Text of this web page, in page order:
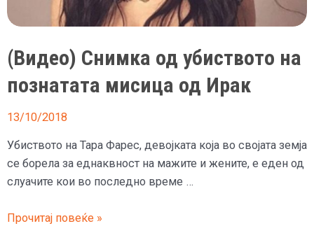
(Видео) Снимка од убиството на
познатата мисица од Ирак
13/10/2018
Убиството на Тара Фарес, девојката која во својата земја
се борела за еднаквност на мажите и жените, е еден од
слуачите кои во последно време …
(Видео)
Прочитај повеќе »